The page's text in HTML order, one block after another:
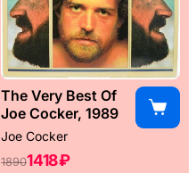
The Very Best Of
Joe Cocker, 1989
Joe Cocker
18901418 ₽